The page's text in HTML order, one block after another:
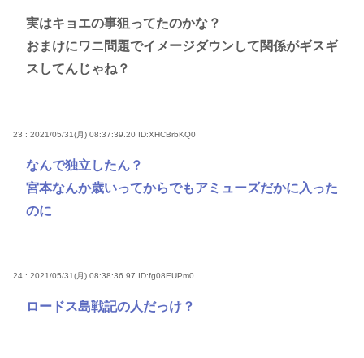
実はキョエの事狙ってたのかな？
おまけにワニ問題でイメージダウンして関係がギスギ
スしてんじゃね？
23 : 2021/05/31(月) 08:37:39.20 ID:XHCBrbKQ0
なんで独立したん？
宮本なんか歳いってからでもアミューズだかに入った
のに
24 : 2021/05/31(月) 08:38:36.97 ID:fg08EUPm0
ロードス島戦記の人だっけ？